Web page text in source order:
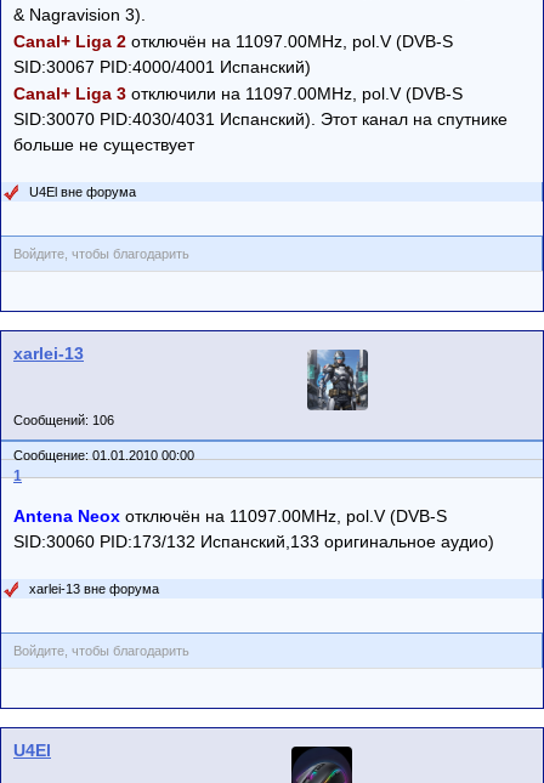
& Nagravision 3).
Canal+ Liga 2 отключён на 11097.00MHz, pol.V (DVB-S
SID:30067 PID:4000/4001 Испанский)
Canal+ Liga 3 отключили на 11097.00MHz, pol.V (DVB-S
SID:30070 PID:4030/4031 Испанский). Этот канал на спутнике
больше не существует
U4El вне форума
Войдите, чтобы благодарить
xarlei-13
Сообщений: 106
Сообщение: 01.01.2010 00:00
1
Antena Neox отключён на 11097.00MHz, pol.V (DVB-S
SID:30060 PID:173/132 Испанский,133 оригинальное аудио)
xarlei-13 вне форума
Войдите, чтобы благодарить
U4El